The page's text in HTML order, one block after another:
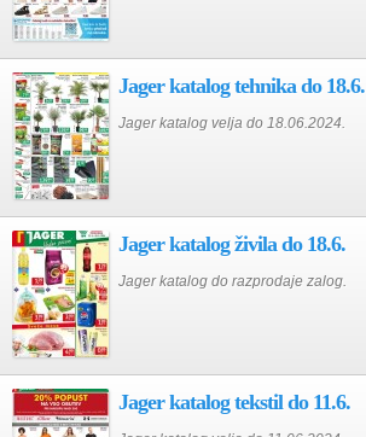
Jager katalog tehnika do 18.6.
Jager katalog velja do 18.06.2024.
Jager katalog živila do 18.6.
Jager katalog do razprodaje zalog.
Jager katalog tekstil do 11.6.